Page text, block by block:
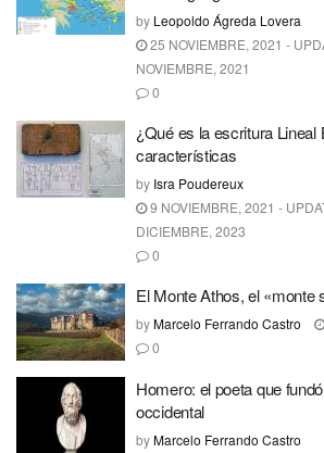
by Leopoldo Ágreda Lovera
25 NOVIEMBRE, 2021 -
NOVIEMBRE, 2021
0
¿Qué es la escritura Lineal
características
by Isra Poudereux
9 NOVIEMBRE, 2021 -
DICIEMBRE, 2023
0
El Monte Athos, el «monte
byMarcelo Ferrando Castro
0
Homero: el poeta que
occidental
byMarcelo Ferrando Castro